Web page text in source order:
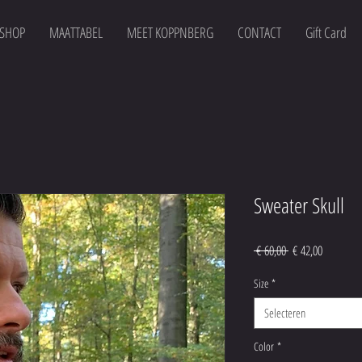
SHOP MAATTABEL MEET KOPPNBERG CONTACT Gift Card
Sweater Skull
€ 60,00 Normale
€ 42,00
Size *
Selecteren
Color *